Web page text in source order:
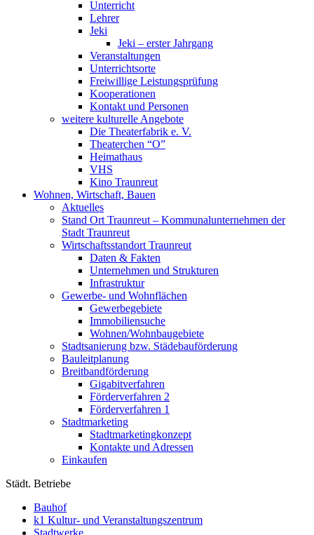
Unterricht
Lehrer
Jeki
Jeki – erster Jahrgang
Veranstaltungen
Unterrichtsorte
Freiwillige Leistungsprüfung
Kooperationen
Kontakt und Personen
weitere kulturelle Angebote
Die Theaterfabrik e. V.
Theaterchen “O”
Heimathaus
VHS
Kino Traunreut
Wohnen, Wirtschaft, Bauen
Aktuelles
Stand Ort Traunreut – Kommunalunternehmen der
Stadt Traunreut
Wirtschaftsstandort Traunreut
Daten & Fakten
Unternehmen und Strukturen
Infrastruktur
Gewerbe- und Wohnflächen
Gewerbegebiete
Immobiliensuche
Wohnen/Wohnbaugebiete
Stadtsanierung bzw. Städebauförderung
Bauleitplanung
Breitbandförderung
Gigabitverfahren
Förderverfahren 2
Förderverfahren 1
Stadtmarketing
Stadtmarketingkonzept
Kontakte und Adressen
Einkaufen
Städt. Betriebe
Bauhof
k1 Kultur- und Veranstaltungszentrum
Stadtwerke